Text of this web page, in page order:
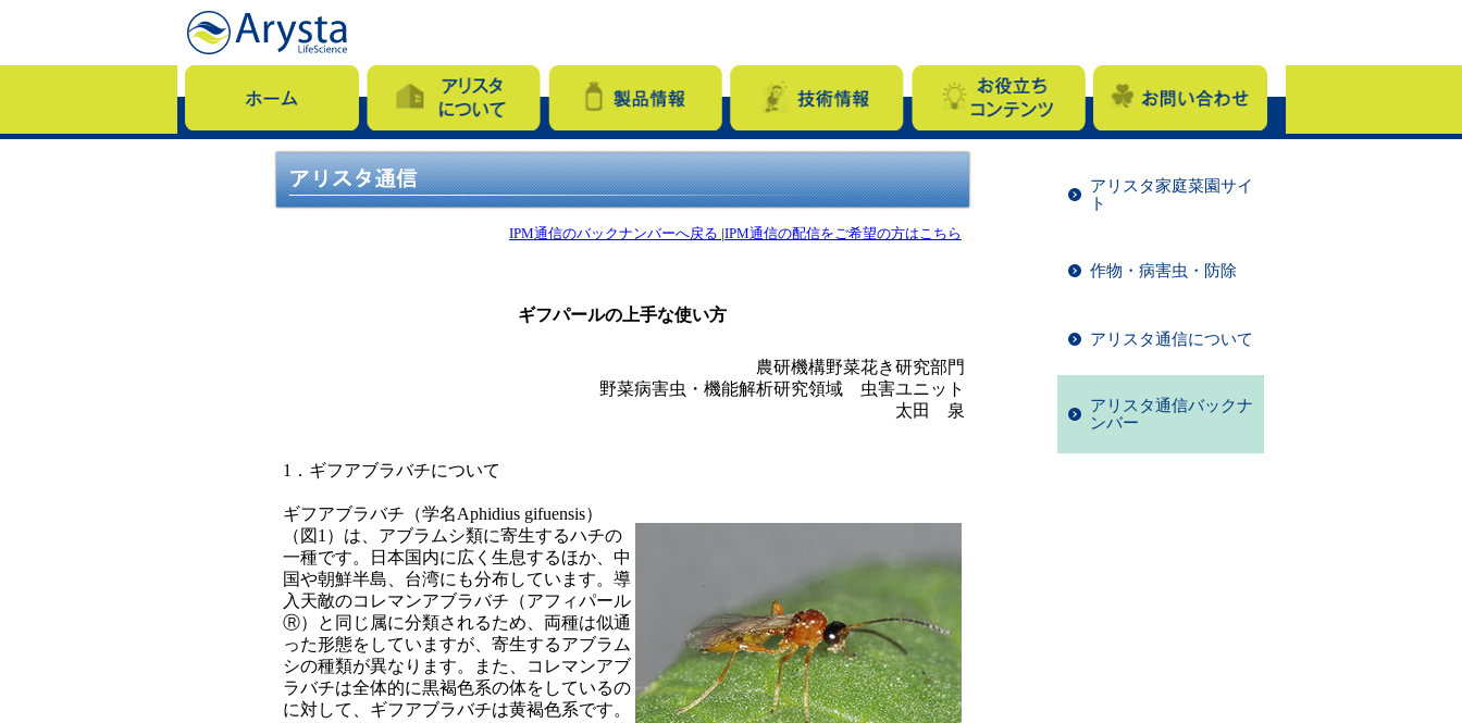
IPM通信のバックナンバーへ戻る |IPM通信の配信をご希望の方はこちら
ギフパールの上手な使い方
農研機構野菜花き研究部門
野菜病害虫・機能解析研究領域 虫害ユニット
太田 泉
1．ギフアブラバチについて
ギフアブラバチ（学名Aphidius gifuensis）
（図1）は、アブラムシ類に寄生するハチの
一種です。日本国内に広く生息するほか、中
国や朝鮮半島、台湾にも分布しています。導
入天敵のコレマンアブラバチ（アフィパール
Ⓡ）と同じ属に分類されるため、両種は似通
った形態をしていますが、寄生するアブラム
シの種類が異なります。また、コレマンアブ
ラバチは全体的に黒褐色系の体をしているの
に対して、ギフアブラバチは黄褐色系です。
アリスタ家庭菜園サイ
ト
作物・病害虫・防除
アリスタ通信について
アリスタ通信バックナ
ンバー